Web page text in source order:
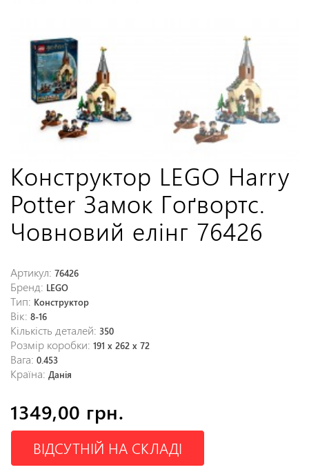
Конструктор LEGO Harry
Potter Замок Гоґвортс.
Човновий елінг 76426
Артикул: 76426
Бренд: LEGO
Тип: Конструктор
Вік: 8-16
Кількість деталей: 350
Розмір коробки: 191 x 262 x 72
Вага: 0.453
Країна: Данія
1349,00 грн.
ВІДСУТНІЙ НА СКЛАДІ